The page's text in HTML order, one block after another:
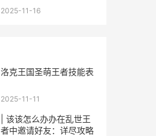
2025-11-16
洛克王国圣萌王者技能表
2025-11-11
| 该该怎么办办在乱世王
者中邀请好友：详尽攻略